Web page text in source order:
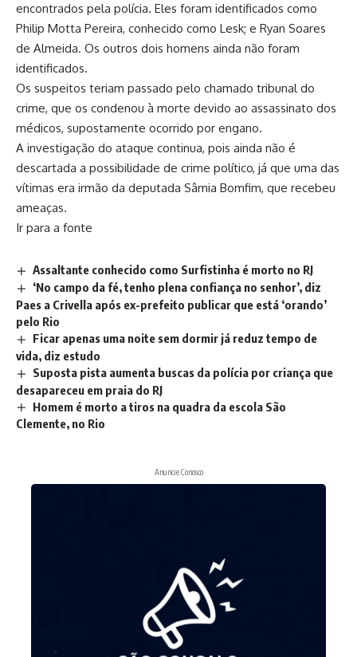
encontrados pela polícia. Eles foram identificados como
Philip Motta Pereira, conhecido como Lesk; e Ryan Soares
de Almeida. Os outros dois homens ainda não foram
identificados.
Os suspeitos teriam passado pelo chamado tribunal do
crime, que os condenou à morte devido ao assassinato dos
médicos, supostamente ocorrido por engano.
A investigação do ataque continua, pois ainda não é
descartada a possibilidade de crime político, já que uma das
vítimas era irmão da deputada Sâmia Bomfim, que recebeu
ameaças.
Ir para a fonte
Assaltante conhecido como Surfistinha é morto no RJ
‘No campo da fé, tenho plena confiança no senhor’, diz
Paes a Crivella após ex-prefeito publicar que está ‘orando’
pelo Rio
Ficar apenas uma noite sem dormir já reduz tempo de
vida, diz estudo
Suposta pista aumenta buscas da polícia por criança que
desapareceu em praia do RJ
Homem é morto a tiros na quadra da escola São
Clemente, no Rio
Anuncie Conosco